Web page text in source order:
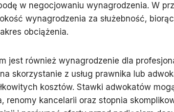
w negocjowaniu wynagrodzenia. W
wynagrodzenia za służebność,
obciążenia.
jest również wynagrodzenie dla
skorzystanie z usług prawnika lub
kosztów. Stawki adwokatów
renomy kancelarii oraz stopnia